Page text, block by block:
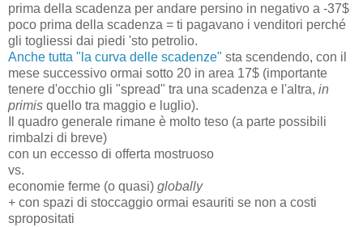
prima della scadenza per andare persino in negativo a -37$
poco prima della scadenza = ti pagavano i venditori perché
gli togliessi dai piedi 'sto petrolio.
Anche tutta "la curva delle scadenze" sta scendendo, con il
mese successivo ormai sotto 20 in area 17$ (importante
tenere d'occhio gli "spread" tra una scadenza e l'altra, in
primis quello tra maggio e luglio).
Il quadro generale rimane è molto teso (a parte possibili
rimbalzi di breve)
con un eccesso di offerta mostruoso
vs.
economie ferme (o quasi) globally
+ con spazi di stoccaggio ormai esauriti se non a costi
spropositati